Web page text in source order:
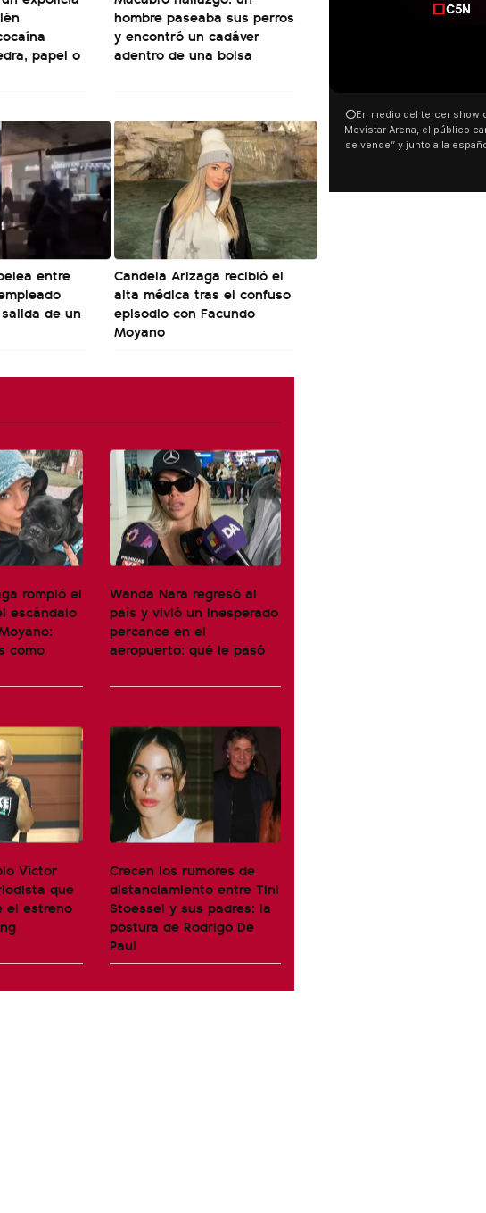
papel o
hombre paseaba sus perros
y encontró un cadáver
adentro de una bolsa
entre
de un
Candela Arizaga recibió el
alta médica tras el confuso
episodio con Facundo
Moyano
rompió el
escándalo
como
Wanda Nara regresó al
país y vivió un inesperado
percance en el
aeropuerto: qué le pasó
Víctor
que
el estreno
Crecen los rumores de
distanciamiento entre Tini
Stoessel y sus padres: la
postura de Rodrigo De
Paul
Movistar Arena, el público cantó “la patria no
se vende” y junto a la española. El momento
ocurrió a dos días de la votación de la Ley de
Tierras.
Con una proyección
distintas
manifestaron su rechazo
pudo ver cómo
este 6 de agosto con una